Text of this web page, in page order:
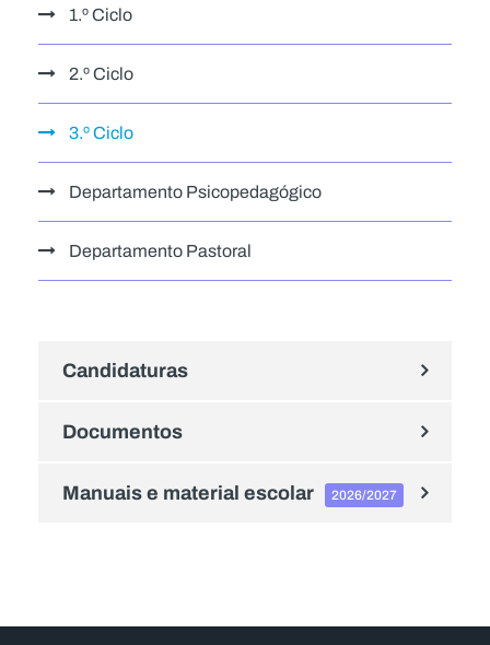
1.º Ciclo
2.º Ciclo
3.º Ciclo
Departamento Psicopedagógico
Departamento Pastoral
Candidaturas
Documentos
Manuais e material escolar 2026/2027